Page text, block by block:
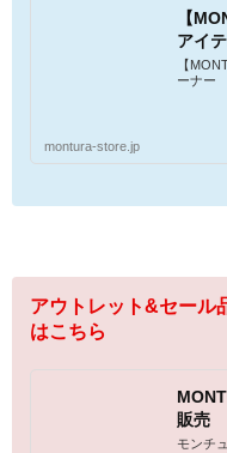
【
アイ
【
ーナー
montura-store.jp
アウトレット&セール
はこちら
販売
モンチ